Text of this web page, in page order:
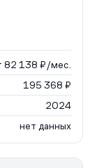
82 138 ₽/мес.
195 368 ₽
2024
нет данных